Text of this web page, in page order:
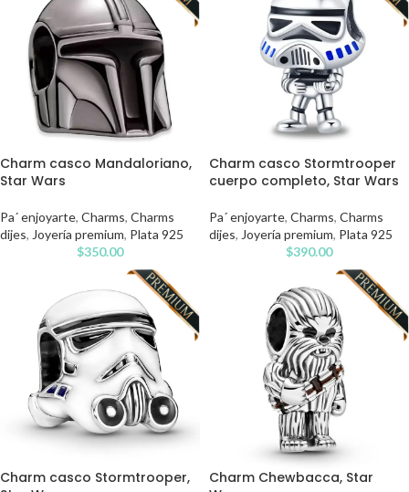
Charm casco Mandaloriano,
Star Wars
Pa´ enjoyarte, Charms, Charms
dijes, Joyería premium, Plata 925
$350.00
Charm casco Stormtrooper
cuerpo completo, Star Wars
Pa´ enjoyarte, Charms, Charms
dijes, Joyería premium, Plata 925
$390.00
Charm casco Stormtrooper,
Charm Chewbacca, Star